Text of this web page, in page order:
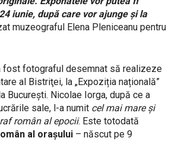
iunie, după care vor ajunge și la
muzeograful Elena Pleniceanu pentru
fost fotograful desemnat să realizeze
al Bistriţei, la „Expoziția națională”
București. Nicolae Iorga, după ce a
sale, l-a numit cel mai mare şi
român al epocii. Este totodată
al orașului – născut pe 9